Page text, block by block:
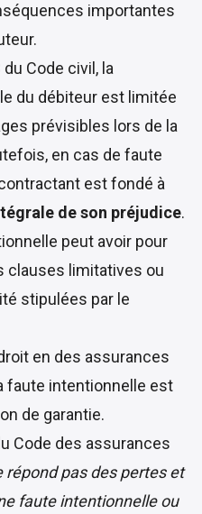
importantes
du Code civil, la
du débiteur est limitée
prévisibles lors de la
en cas de faute
est fondé à
de son préjudice.
peut avoir pour
clauses limitatives ou
stipulées par le
en des assurances
faute intentionnelle est
de garantie.
Code des assurances
répond pas des pertes et
faute intentionnelle ou